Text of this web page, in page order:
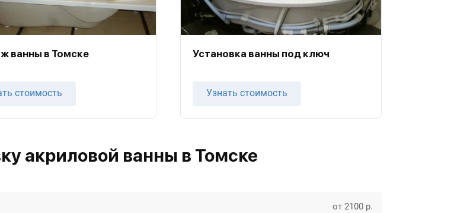
ванны в Томске
стоимость
Установка ванны под ключ
Узнать стоимость
акриловой ванны в Томске
от 2100 р.